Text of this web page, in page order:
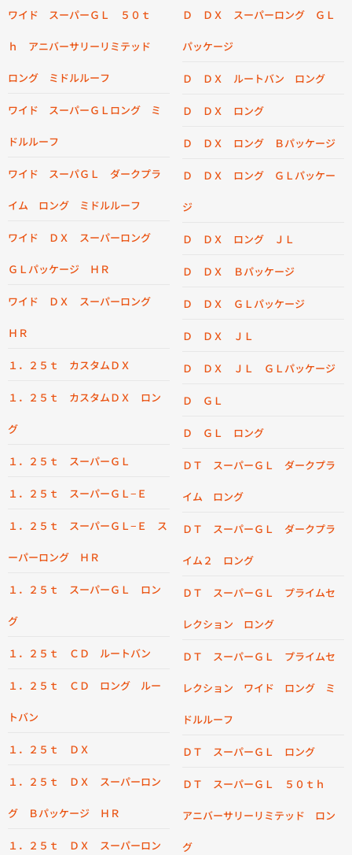
ワイド スーパーＧＬ ５０ｔ
ｈ アニバーサリーリミテッド
ロング ミドルルーフ
ワイド スーパーＧＬロング ミ
ドルルーフ
ワイド スーパＧＬ ダークプラ
イム ロング ミドルルーフ
ワイド ＤＸ スーパーロング
ＧＬパッケージ ＨＲ
ワイド ＤＸ スーパーロング
ＨＲ
１．２５ｔ カスタムＤＸ
１．２５ｔ カスタムＤＸ ロン
グ
１．２５ｔ スーパーＧＬ
１．２５ｔ スーパーＧＬ−Ｅ
１．２５ｔ スーパーＧＬ−Ｅ ス
ーパーロング ＨＲ
１．２５ｔ スーパーＧＬ ロン
グ
１．２５ｔ ＣＤ ルートバン
１．２５ｔ ＣＤ ロング ルー
トバン
１．２５ｔ ＤＸ
１．２５ｔ ＤＸ スーパーロン
グ Ｂパッケージ ＨＲ
１．２５ｔ ＤＸ スーパーロン
Ｄ ＤＸ スーパーロング ＧＬ
パッケージ
Ｄ ＤＸ ルートバン ロング
Ｄ ＤＸ ロング
Ｄ ＤＸ ロング Ｂパッケージ
Ｄ ＤＸ ロング ＧＬパッケー
ジ
Ｄ ＤＸ ロング ＪＬ
Ｄ ＤＸ Ｂパッケージ
Ｄ ＤＸ ＧＬパッケージ
Ｄ ＤＸ ＪＬ
Ｄ ＤＸ ＪＬ ＧＬパッケージ
Ｄ ＧＬ
Ｄ ＧＬ ロング
ＤＴ スーパーＧＬ ダークプラ
イム ロング
ＤＴ スーパーＧＬ ダークプラ
イム２ ロング
ＤＴ スーパーＧＬ プライムセ
レクション ロング
ＤＴ スーパーＧＬ プライムセ
レクション ワイド ロング ミ
ドルルーフ
ＤＴ スーパーＧＬ ロング
ＤＴ スーパーＧＬ ５０ｔｈ
アニバーサリーリミテッド ロン
グ